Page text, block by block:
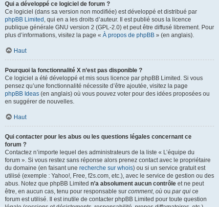
Qui a développé ce logiciel de forum ?
Ce logiciel (dans sa version non modifiée) est développé et distribué par
phpBB Limited , qui en a les droits d’auteur. Il est publié sous la licence
publique générale GNU version 2 (GPL-2.0) et peut être diffusé librement. Pour
plus d’informations, visitez la page « À propos de phpBB » (en anglais).
Haut
Pourquoi la fonctionnalité X n’est pas disponible ?
Ce logiciel a été développé et mis sous licence par phpBB Limited. Si vous
pensez qu’une fonctionnalité nécessite d’être ajoutée, visitez la page
phpBB Ideas (en anglais) où vous pouvez voter pour des idées proposées ou
en suggérer de nouvelles.
Haut
Qui contacter pour les abus ou les questions légales concernant ce
forum ?
Contactez n’importe lequel des administrateurs de la liste « L’équipe du
forum ». Si vous restez sans réponse alors prenez contact avec le propriétaire
du domaine (en faisant une recherche sur whois) ou si un service gratuit est
utilisé (exemple : Yahoo!, Free, f2s.com, etc.), avec le service de gestion ou des
abus. Notez que phpBB Limited n’a absolument aucun contrôle et ne peut
être, en aucun cas, tenu pour responsable sur comment, où ou par qui ce
forum est utilisé. Il est inutile de contacter phpBB Limited pour toute question